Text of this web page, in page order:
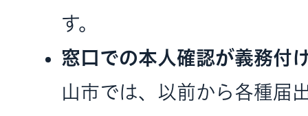
す。
窓口での本人確認が義務付
山市では、以前から各種届